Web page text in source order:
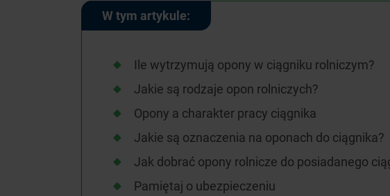
W tym artykule:
Ile wytrzymują opony w ciągniku rolniczym?
Jakie są rodzaje opon rolniczych?
Opony a charakter pracy ciągnika
Jakie są oznaczenia na oponach do ciągnika?
Jak dobrać opony rolnicze do posiadanego
Pamiętaj o ubezpieczeniu